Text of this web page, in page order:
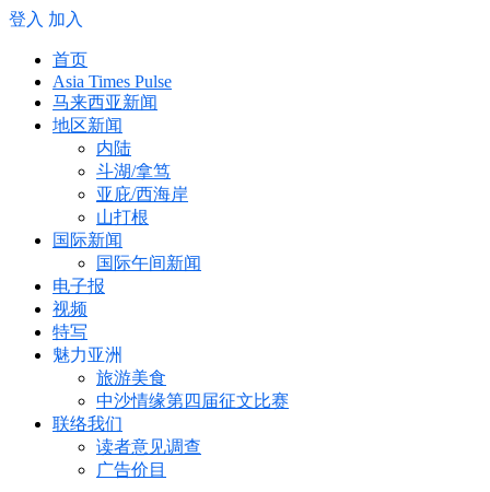
登入 加入
首页
Asia Times Pulse
马来西亚新闻
地区新闻
内陆
斗湖/拿笃
亚庇/西海岸
山打根
国际新闻
国际午间新闻
电子报
视频
特写
魅力亚洲
旅游美食
中沙情缘第四届征文比赛
联络我们
读者意见调查
广告价目